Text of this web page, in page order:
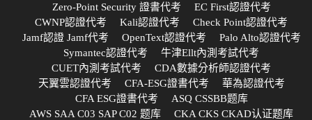
Zero-Point Security 證書代考
EC First認證代考
CWNP認證代考
Kali認證代考
Check Point認證代考
Jamf認證 Jamf代考
OpenText認證代考
Palo Alto認證代考
Symantec認證代考
牛津Ellt內測考試代考
CUET內測考試代考
CDA數據分析師認證代考
天翼雲認證代考
CFA-ESG證書代考
華為認證代考
CFA ESG證書代考
ASQ CSSBB题库
AWS SAA C03 SAP C02 题库
CKA CKS CKAD认证题库